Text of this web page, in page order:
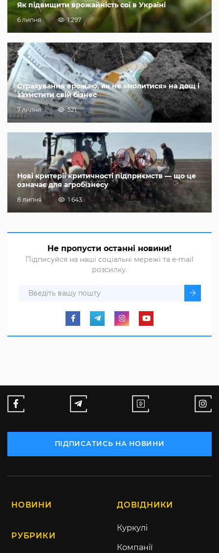
Як підвищити врожайність сої в Україні
6 липня 1 297
Страхування врожаю, як не «молитися» на дощ і
захистити свій бізнес
7 липня 521
Нові критерії критичності підприємств — що це
означає для агробізнесу
8 липня 1 643
Не пропусти останні новини!
Підписуйся на наші соціальні мережі та e-mail
розсилку.
ПІДПИСАТИСЬ НА НОВИНИ
НОВИНИ
РУБРИКИ
ДОВІДНИКИ
Куркулі
Компанії